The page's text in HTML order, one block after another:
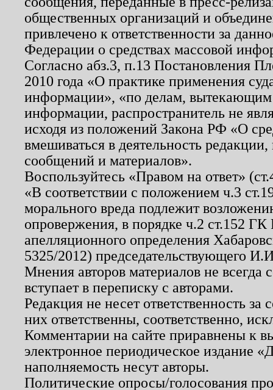
общественных организаций и
привлечено к ответственности за
Федерации о средствах массовой
Согласно абз.3, п.13 Постановления
2010 года «О практике применения
информации», «по делам, вытекающим
информации, распространитель не
исходя из положений Закона РФ «О
вмешиваться в деятельность
сообщений и материалов».
Воспользуйтесь «Правом на ответ»
«В соответствии с положением ч.3
морального вреда подлежит
опровержения, в порядке ч.2 ст.152
апелляционного определения
5325/2012) председательствующего
Мнения авторов материалов не
вступает в переписку с авторами.
Редакция не несет ответственность
них ответственны, соответственно,
Комментарии на сайте приравнены к
электронное периодическое издание
наполняемость несут авторы.
Политические опросы/голосования